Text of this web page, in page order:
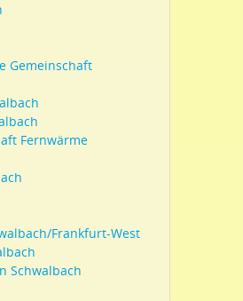
Gemeinschaft
Fernwärme
Frankfurt-West
Schwalbach